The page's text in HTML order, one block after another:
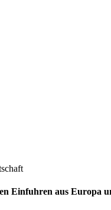
Einfuhren aus Europa